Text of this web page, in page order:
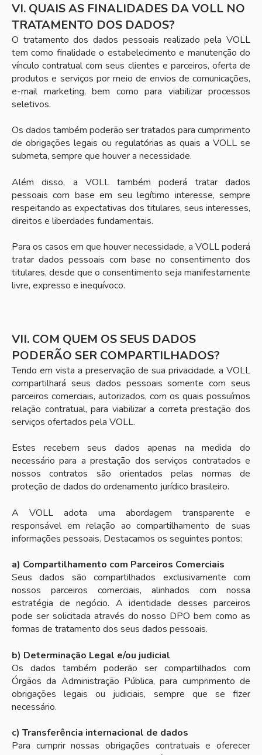
VI. QUAIS AS FINALIDADES DA VOLL NO
TRATAMENTO DOS DADOS?
O tratamento dos dados pessoais realizado pela VOLL
tem como finalidade o estabelecimento e manutenção do
vínculo contratual com seus clientes e parceiros, oferta de
produtos e serviços por meio de envios de comunicações,
e-mail marketing, bem como para viabilizar processos
seletivos.
Os dados também poderão ser tratados para cumprimento
de obrigações legais ou regulatórias as quais a VOLL se
submeta, sempre que houver a necessidade.
Além disso, a VOLL também poderá tratar dados
pessoais com base em seu legítimo interesse, sempre
respeitando as expectativas dos titulares, seus interesses,
direitos e liberdades fundamentais.
Para os casos em que houver necessidade, a VOLL poderá
tratar dados pessoais com base no consentimento dos
titulares, desde que o consentimento seja manifestamente
livre, expresso e inequívoco.
VII. COM QUEM OS SEUS DADOS
PODERÃO SER COMPARTILHADOS?
Tendo em vista a preservação de sua privacidade, a VOLL
compartilhará seus dados pessoais somente com seus
parceiros comerciais, autorizados, com os quais possuímos
relação contratual, para viabilizar a correta prestação dos
serviços ofertados pela VOLL.
Estes recebem seus dados apenas na medida do
necessário para a prestação dos serviços contratados e
nossos contratos são orientados pelas normas de
proteção de dados do ordenamento jurídico brasileiro.
A VOLL adota uma abordagem transparente e
responsável em relação ao compartilhamento de suas
informações pessoais. Destacamos os seguintes pontos:
a) Compartilhamento com Parceiros Comerciais
Seus dados são compartilhados exclusivamente com
nossos parceiros comerciais, alinhados com nossa
estratégia de negócio. A identidade desses parceiros
pode ser solicitada através do nosso DPO bem como as
formas de tratamento dos seus dados pessoais.
b) Determinação Legal e/ou judicial
Os dados também poderão ser compartilhados com
Órgãos da Administração Pública, para cumprimento de
obrigações legais ou judiciais, sempre que se fizer
necessário.
c) Transferência internacional de dados
Para cumprir nossas obrigações contratuais e oferecer